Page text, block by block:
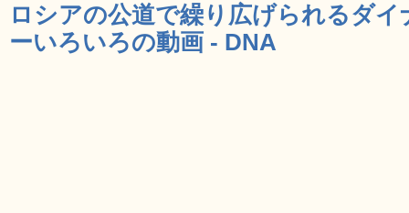
ロシアの公道で繰り広げられるダ
ーいろいろの動画 - DNA